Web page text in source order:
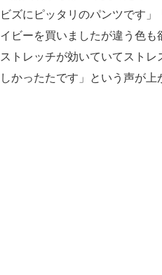
ビズにピッタリのパンツです
イビーを買いましたが違う色
ストレッチが効いていてスト
しかったたです」という声が上